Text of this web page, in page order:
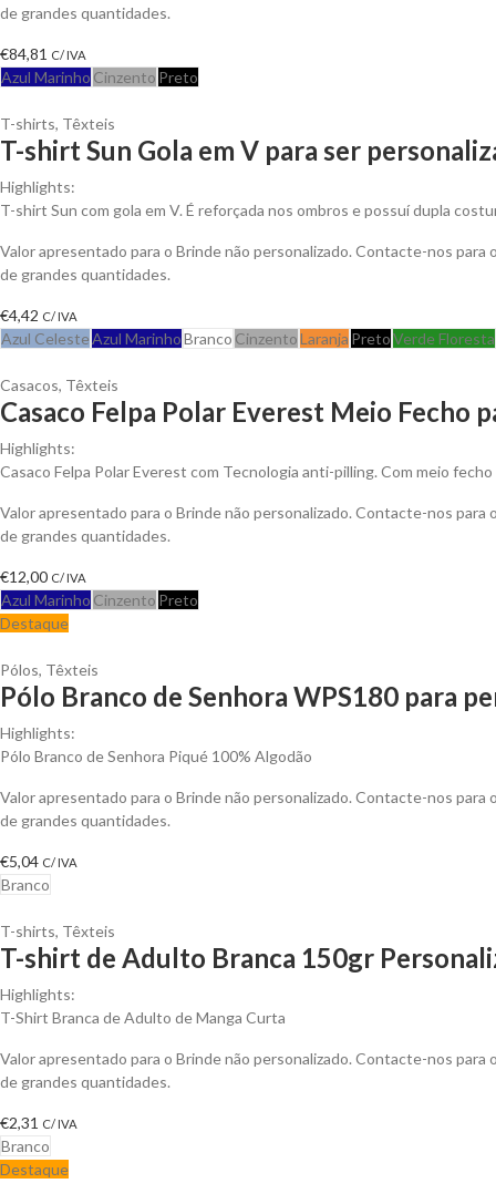
de grandes quantidades.
€84,81 C/ IVA
Azul Marinho Cinzento Preto
T-shirts, Têxteis
T-shirt Sun Gola em V para ser
Highlights:
T-shirt Sun com gola em V. É reforçada nos ombros e possuí dupla
Valor apresentado para o Brinde não personalizado. Contacte-nos
de grandes quantidades.
€4,42 C/ IVA
Azul CelesteAzul MarinhoBranco CinzentoLaranja PretoVerde Floresta
Casacos, Têxteis
Casaco Felpa Polar Everest Meio Fecho
Highlights:
Casaco Felpa Polar Everest com Tecnologia anti-pilling. Com meio
Valor apresentado para o Brinde não personalizado. Contacte-nos
de grandes quantidades.
€12,00 C/ IVA
Azul Marinho Cinzento Preto
Destaque
Pólos, Têxteis
Pólo Branco de Senhora WPS180 para
Highlights:
Pólo Branco de Senhora Piqué 100% Algodão
Valor apresentado para o Brinde não personalizado. Contacte-nos
de grandes quantidades.
€5,04 C/ IVA
Branco
T-shirts, Têxteis
T-shirt de Adulto Branca 150gr
Highlights:
T-Shirt Branca de Adulto de Manga Curta
Valor apresentado para o Brinde não personalizado. Contacte-nos
de grandes quantidades.
€2,31 C/ IVA
Branco
Destaque